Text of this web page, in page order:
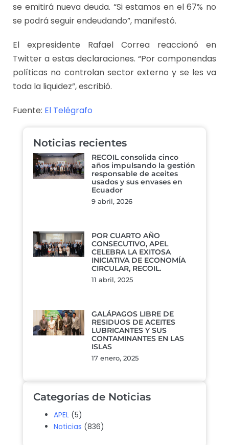
se emitirá nueva deuda. “Si estamos en el 67% no
se podrá seguir endeudando”, manifestó.
El expresidente Rafael Correa reaccionó en
Twitter a estas declaraciones. “Por componendas
políticas no controlan sector externo y se les va
toda la liquidez”, escribió.
Fuente: El Telégrafo
Noticias recientes
RECOIL consolida cinco
años impulsando la gestión
responsable de aceites
usados y sus envases en
Ecuador
9 abril, 2026
POR CUARTO AÑO
CONSECUTIVO, APEL
CELEBRA LA EXITOSA
INICIATIVA DE ECONOMÍA
CIRCULAR, RECOIL.
11 abril, 2025
GALÁPAGOS LIBRE DE
RESIDUOS DE ACEITES
LUBRICANTES Y SUS
CONTAMINANTES EN LAS
ISLAS
17 enero, 2025
Categorías de Noticias
APEL (5)
Noticias (836)